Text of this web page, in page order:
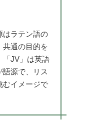
はラテン語の
共通の目的を
「JV」は英語
語源で、リス
むイメージで